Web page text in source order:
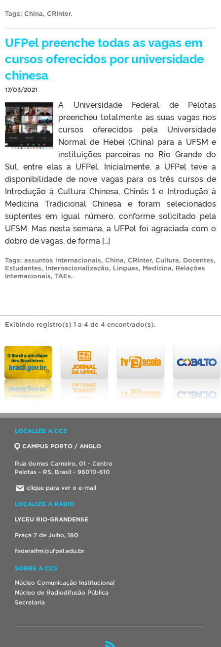
Tags: China, CRInter.
UFPel preenche todas as vagas em
cursos oferecidos por universidade
chinesa
17/03/2021
A Universidade Federal de Pelotas
preencheu totalmente as suas vagas nos
cursos oferecidos pela Universidade
Normal de Hebei (China) para a UFSM e
instituições parceiras no Rio Grande do
Sul, entre elas a UFPel. Inicialmente, a UFPel teve a
disponibilidade de nove vagas para os três cursos de
Introdução à Cultura Chinesa, Chinês 1 e Introdução à
Medicina Tradicional Chinesa e foram selecionados
suplentes em igual número, conforme solicitado pela
UFSM. Mas nesta semana, a UFPel foi agraciada com o
dobro de vagas, de forma […]
Tags: assuntos internacionais, China, CRInter, Cultura, Docentes,
Estudantes, Internacionalização, Línguas, Medicina, Relações
Internacionais, TAEs.
Exibindo registro(s) 1 a 4 de 4 encontrado(s).
LOCALIZE A CCS
CAMPUS PORTO / ANGLO
Rua Gomes Carneiro, 01 - Centro
Pelotas - RS, Brasil - 96010-610
clique para ver o e-mail
LOCALIZE A RÁDIO
LYCEU RIO-GRANDENSE
Praça 7 de Julho, 180
federalfm@ufpel.edu.br
SOBRE A CCS
Núcleo Comunicação Institucional
Núcleo de Radiodifusão Pública
Secretaria